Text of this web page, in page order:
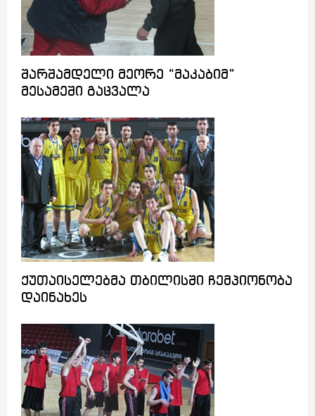
შარშამდელი მეორე “მაკაბიმ”
მესამეში გაცვალა
ქუთაისელებმა თბილისში ჩემპიონობა
დაინახეს